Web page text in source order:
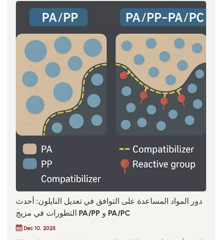
دور المواد المساعدة على التوافق في تعديل النايلون: أحدث
التطورات في مزيج PA/PP و PA/PC
Dec 10, 2025